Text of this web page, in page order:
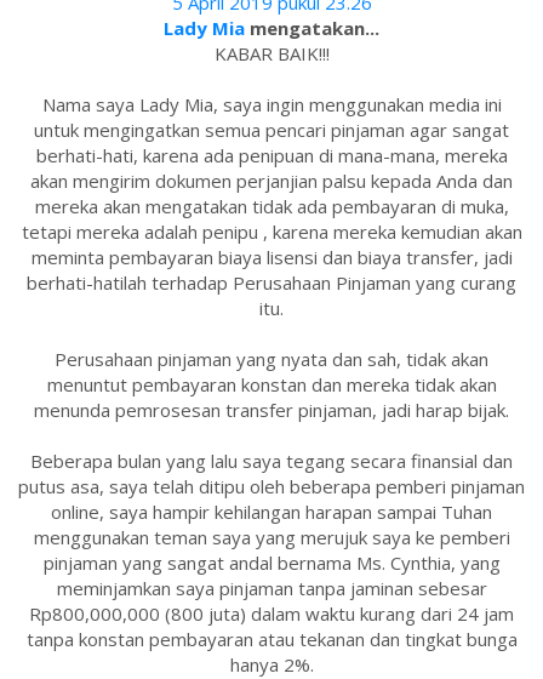
Lady Mia mengatakan...
KABAR BAIK!!!
Nama saya Lady Mia, saya ingin menggunakan media ini
untuk mengingatkan semua pencari pinjaman agar sangat
berhati-hati, karena ada penipuan di mana-mana, mereka
akan mengirim dokumen perjanjian palsu kepada Anda dan
mereka akan mengatakan tidak ada pembayaran di muka,
tetapi mereka adalah penipu , karena mereka kemudian akan
meminta pembayaran biaya lisensi dan biaya transfer, jadi
berhati-hatilah terhadap Perusahaan Pinjaman yang curang
itu.
Perusahaan pinjaman yang nyata dan sah, tidak akan
menuntut pembayaran konstan dan mereka tidak akan
menunda pemrosesan transfer pinjaman, jadi harap bijak.
Beberapa bulan yang lalu saya tegang secara finansial dan
putus asa, saya telah ditipu oleh beberapa pemberi pinjaman
online, saya hampir kehilangan harapan sampai Tuhan
menggunakan teman saya yang merujuk saya ke pemberi
pinjaman yang sangat andal bernama Ms. Cynthia, yang
meminjamkan saya pinjaman tanpa jaminan sebesar
Rp800,000,000 (800 juta) dalam waktu kurang dari 24 jam
tanpa konstan pembayaran atau tekanan dan tingkat bunga
hanya 2%.